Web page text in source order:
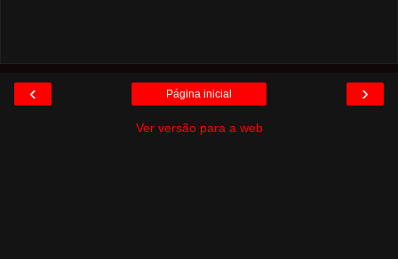
‹ ›
Página inicial
Ver versão para a web